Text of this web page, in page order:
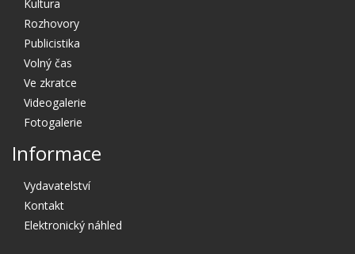
Kultura
Rozhovory
Publicistika
Volný čas
Ve zkratce
Videogalerie
Fotogalerie
Informace
Vydavatelství
Kontakt
Elektronický náhled